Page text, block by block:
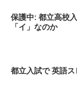
保護中: 都立高校
「イ」なのか
都立入試で 英語